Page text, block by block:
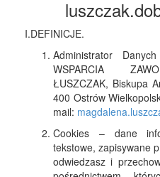
I.DEFINICJE.
Administrator
WSPARCIA
ŁUSZCZAK, Biskupa
400 Ostrów
mail:
Cookies – dane
tekstowe, zapisywane
odwiedzasz i